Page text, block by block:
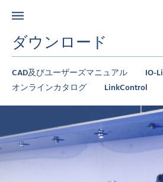
ダウンロード
CAD及びユーザーズマニュアル
IO-
オンラインカタログ
LinkControl